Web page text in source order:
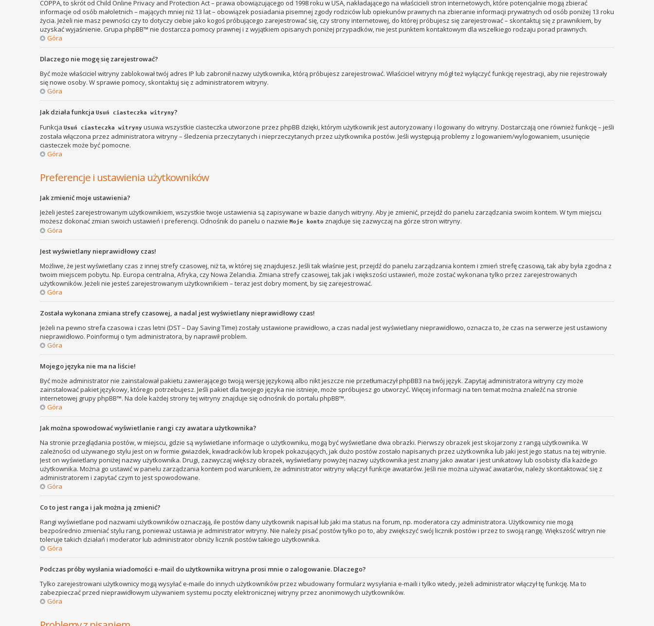
COPPA, to skrót od Child Online Privacy and Protection Act – prawa obowiązującego od 1998 roku w USA, nakładającego na właścicieli stron internetowych, które potencjalnie mogą zbierać
informacje od osób małoletnich – mających mniej niż 13 lat – obowiązek posiadania pisemnej zgody rodziców lub opiekunów prawnych na zbieranie informacji prywatnych od osób poniżej 13 roku
życia. Jeżeli nie masz pewności czy to dotyczy ciebie jako kogoś próbującego zarejestrować się, czy strony internetowej, do której próbujesz się zarejestrować – skontaktuj się z prawnikiem, by
uzyskać wyjaśnienie. Grupa phpBB™ nie dostarcza pomocy prawnej i z wyjątkiem opisanych poniżej przypadków, nie jest punktem kontaktowym dla wszelkiego rodzaju porad prawnych.
Góra
Dlaczego nie mogę się zarejestrować?
Być może właściciel witryny zablokował twój adres IP lub zabronił nazwy użytkownika, którą próbujesz zarejestrować. Właściciel witryny mógł też wyłączyć funkcję rejestracji, aby nie rejestrowały
się nowe osoby. W sprawie pomocy, skontaktuj się z administratorem witryny.
Góra
Jak działa funkcja Usuń ciasteczka witryny?
Funkcja Usuń ciasteczka witryny usuwa wszystkie ciasteczka utworzone przez phpBB dzięki, którym użytkownik jest autoryzowany i logowany do witryny. Dostarczają one również funkcję – jeśli
została włączona przez administratora witryny – śledzenia przeczytanych i nieprzeczytanych przez użytkownika postów. Jeśli występują problemy z logowaniem/wylogowaniem, usunięcie
ciasteczek może być pomocne.
Góra
Preferencje i ustawienia użytkowników
Jak zmienić moje ustawienia?
Jeżeli jesteś zarejestrowanym użytkownikiem, wszystkie twoje ustawienia są zapisywane w bazie danych witryny. Aby je zmienić, przejdź do panelu zarządzania swoim kontem. W tym miejscu
możesz dokonać zmian swoich ustawień i preferencji. Odnośnik do panelu o nazwie Moje konto znajduje się zazwyczaj na górze stron witryny.
Góra
Jest wyświetlany nieprawidłowy czas!
Możliwe, że jest wyświetlany czas z innej strefy czasowej, niż ta, w której się znajdujesz. Jeśli tak właśnie jest, przejdź do panelu zarządzania kontem i zmień strefę czasową, tak aby była zgodna z
twoim miejscem pobytu. Np. Europa centralna, Afryka, czy Nowa Zelandia. Zmiana strefy czasowej, tak jak i większości ustawień, może zostać wykonana tylko przez zarejestrowanych
użytkowników. Jeżeli nie jesteś zarejestrowanym użytkownikiem – teraz jest dobry moment, by się zarejestrować.
Góra
Została wykonana zmiana strefy czasowej, a nadal jest wyświetlany nieprawidłowy czas!
Jeżeli na pewno strefa czasowa i czas letni (DST – Day Saving Time) zostały ustawione prawidłowo, a czas nadal jest wyświetlany nieprawidłowo, oznacza to, że czas na serwerze jest ustawiony
nieprawidłowo. Poinformuj o tym administratora, by naprawił problem.
Góra
Mojego języka nie ma na liście!
Być może administrator nie zainstalował pakietu zawierającego twoją wersję językową albo nikt jeszcze nie przetłumaczył phpBB3 na twój język. Zapytaj administratora witryny czy może
zainstalować pakiet językowy, którego potrzebujesz. Jeśli pakiet dla twojego języka nie istnieje, może spróbujesz go utworzyć. Więcej informacji na ten temat można znaleźć na stronie
internetowej grupy phpBB™. Na dole każdej strony tej witryny znajduje się odnośnik do portalu phpBB™.
Góra
Jak można spowodować wyświetlanie rangi czy awatara użytkownika?
Na stronie przeglądania postów, w miejscu, gdzie są wyświetlane informacje o użytkowniku, mogą być wyświetlane dwa obrazki. Pierwszy obrazek jest skojarzony z rangą użytkownika. W
zależności od używanego stylu jest on w formie gwiazdek, kwadracików lub kropek pokazujących, jak dużo postów zostało napisanych przez użytkownika lub jaki jest jego status na tej witrynie.
Jest on wyświetlany poniżej nazwy użytkownika. Drugi, zazwyczaj większy obrazek, wyświetlany powyżej nazwy użytkownika jest znany jako awatar i jest unikatowy lub osobisty dla każdego
użytkownika. Można go ustawić w panelu zarządzania kontem pod warunkiem, że administrator witryny włączył funkcje awatarów. Jeśli nie można używać awatarów, należy skontaktować się z
administratorem i zapytać czym to jest spowodowane.
Góra
Co to jest ranga i jak można ją zmienić?
Rangi wyświetlane pod nazwami użytkowników oznaczają, ile postów dany użytkownik napisał lub jaki ma status na forum, np. moderatora czy administratora. Użytkownicy nie mogą
bezpośrednio zmieniać stylu rang, ponieważ ustawia je administrator witryny. Nie należy pisać postów tylko po to, aby zwiększyć swój licznik postów i przez to swoją rangę. Większość witryn nie
toleruje takich działań i moderator lub administrator obniży licznik postów takiego użytkownika.
Góra
Podczas próby wysłania wiadomości e-mail do użytkownika witryna prosi mnie o zalogowanie. Dlaczego?
Tylko zarejestrowani użytkownicy mogą wysyłać e-maile do innych użytkowników przez wbudowany formularz wysyłania e-maili i tylko wtedy, jeżeli administrator włączył tę funkcję. Ma to
zabezpieczać przed nieprawidłowym używaniem systemu poczty elektronicznej witryny przez anonimowych użytkowników.
Góra